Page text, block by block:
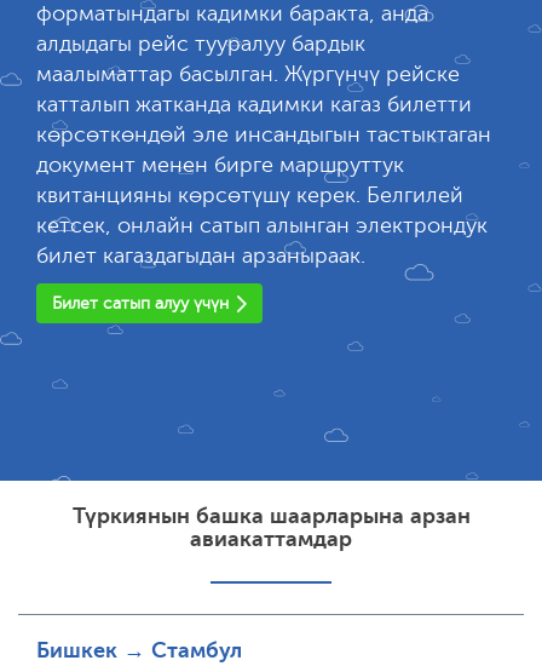
форматындагы кадимки баракта, анда
алдыдагы рейс тууралуу бардык
маалыматтар басылган. Жүргүнчү рейске
катталып жатканда кадимки кагаз билетти
көрсөткөндөй эле инсандыгын тастыктаган
документ менен бирге маршруттук
квитанцияны көрсөтүшү керек. Белгилей
кетсек, онлайн сатып алынган электрондук
билет кагаздагыдан арзаныраак.
Билет сатып алуу үчүн
Түркиянын башка шаарларына арзан
авиакаттамдар
Бишкек → Стамбул